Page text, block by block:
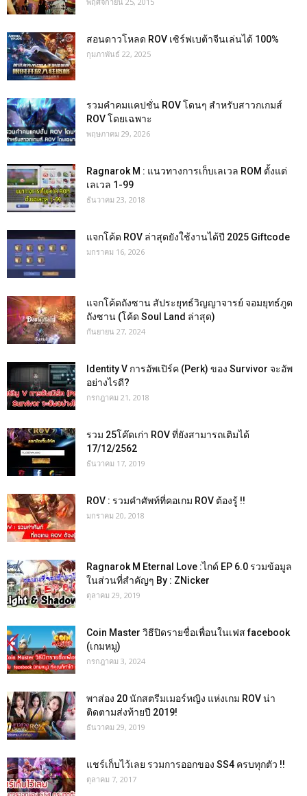
สอนดาวโหลด ROV เซิร์ฟเบต้าจีนเล่นได้ 100%
กุมภาพันธ์ 22, 2025
รวมคำคมแคปชั่น ROV โดนๆ สำหรับสาวกเกมส์
ROV โดยเฉพาะ
พฤษภาคม 29, 2026
Ragnarok M : แนวทางการเก็บเลเวล ROM ตั้งแต่
เลเวล 1-99
ธันวาคม 23, 2018
แจกโค้ด ROV ล่าสุดยังใช้งานได้ปี 2025 Giftcode
มกราคม 16, 2026
แจกโค้ดถังซาน สัประยุทธ์วิญญาจารย์ จอมยุทธ์ภูต
ถังซาน (โค้ด Soul Land ล่าสุด)
กันยายน 27, 2024
Identity V การอัพเปิร์ค (Perk) ของ Survivor จะอัพ
อย่างไรดี?
กรกฎาคม 21, 2018
รวม 25โค๊ดเก่า ROV ที่ยังสามารถเติมได้
17/12/2562
ธันวาคม 17, 2019
ROV : รวมคำศัพท์ที่คอเกม ROV ต้องรู้ !!
มกราคม 20, 2018
Ragnarok M Eternal Love :ไกด์ EP 6.0 รวมข้อมูล
ในส่วนที่สำคัญๆ By : ZNicker
ตุลาคม 29, 2019
Coin Master วิธีปิดรายชื่อเพื่อนในเฟส facebook
(เกมหมู)
กรกฎาคม 3, 2024
พาส่อง 20 นักสตรีมเมอร์หญิง แห่งเกม ROV น่า
ติดตามส่งท้ายปี 2019!
ธันวาคม 29, 2019
แชร์เก็บไว้เลย รวมการออกของ SS4 ครบทุกตัว !!
ตุลาคม 7, 2017